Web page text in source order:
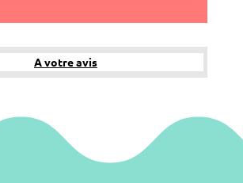
A votre avis